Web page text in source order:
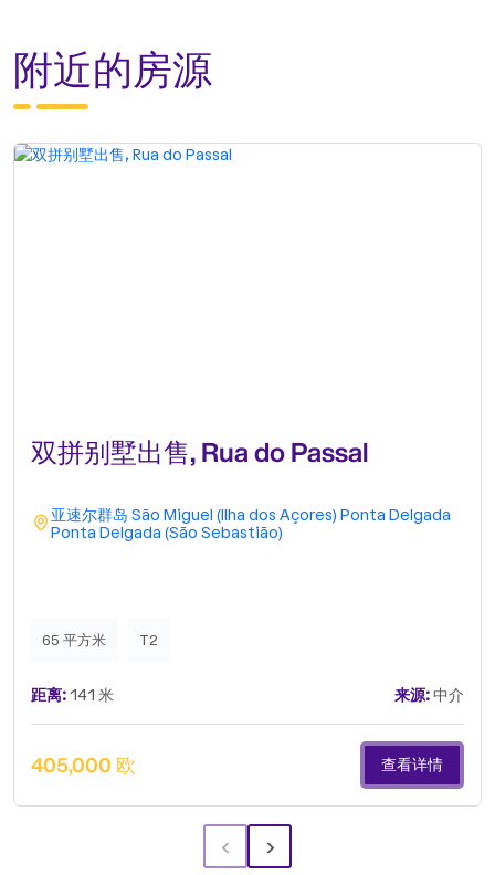
附近的房源
双拼别墅出售, Rua do Passal
亚速尔群岛 São Miguel (Ilha dos Açores) Ponta Delgada
Ponta Delgada (São Sebastião)
65 平方米 T2
距离:141 米 来源:中介
405,000 欧 查看详情
‹ ›